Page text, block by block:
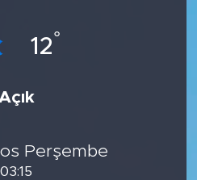
12°
Açık
Perşembe
03:15